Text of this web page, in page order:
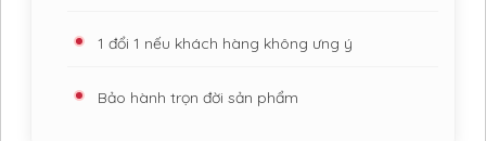
1 đổi 1 nếu khách hàng không ưng ý
Bảo hành trọn đời sản phẩm